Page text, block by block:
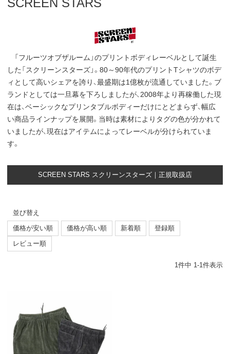
SCREEN STARS
「フルーツオブザルーム」のプリントボディレーベルとして誕生
した「スクリーンスターズ」。80～90年代のプリントTシャツのボデ
ィとして高いシェアを誇り、最盛期は1億枚が流通していました。ブ
ランドとしては一旦幕を下ろしましたが、2008年より再稼働した現
在は、ベーシックなプリンタブルボディーだけにとどまらず、幅広
い商品ラインナップを展開。当時は素材によりタグの色が分かれて
いましたが、現在はアイテムによってレーベルが分けられていま
す。
SCREEN STARS スクリーンスターズ｜正規取扱店
並び替え
価格が安い順
価格が高い順 新着順
登録順
レビュー順
1件中 1-1件表示